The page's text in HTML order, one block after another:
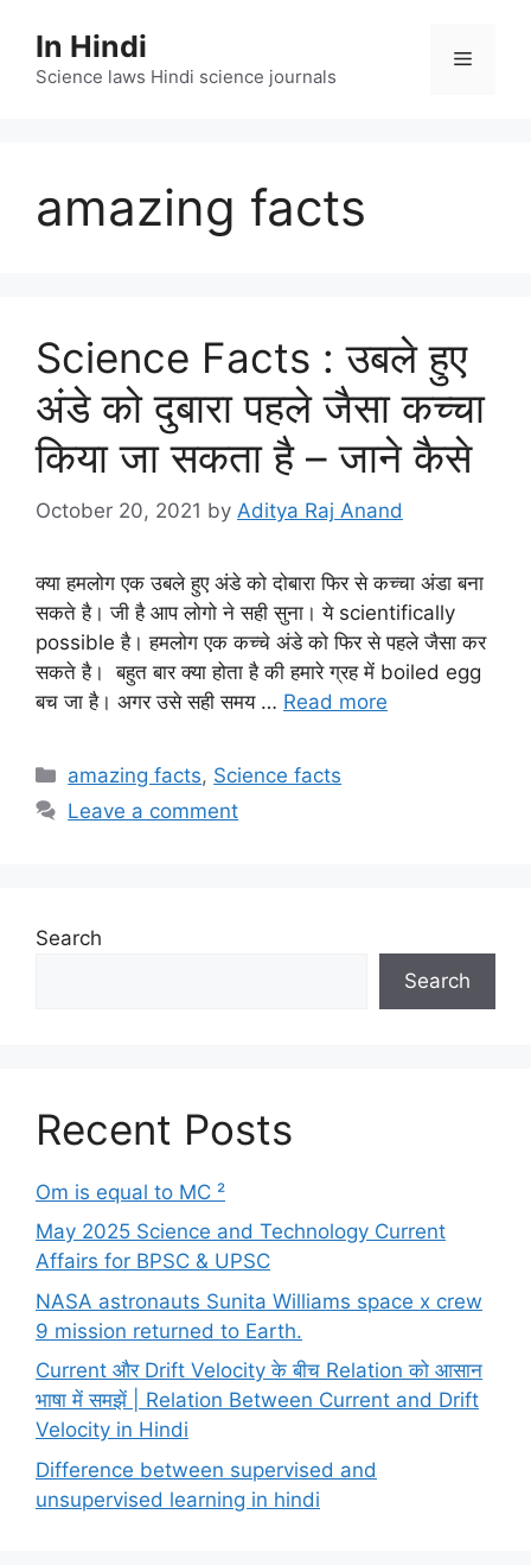
content
In Hindi
Science laws Hindi science journals
Menu
amazing facts
Science Facts : उबले हुए
अंडे को दुबारा पहले जैसा कच्चा
किया जा सकता है – जाने कैसे
October 20, 2021 by Aditya Raj Anand
क्या हमलोग एक उबले हुए अंडे को दोबारा फिर से कच्चा अंडा बना
सकते है। जी है आप लोगो ने सही सुना। ये scientifically
possible है। हमलोग एक कच्चे अंडे को फिर से पहले जैसा कर
सकते है। बहुत बार क्या होता है की हमारे ग्रह में boiled egg
बच जा है। अगर उसे सही समय … Read more
Categories
amazing facts, Science facts
Leave a comment
Search
Search
Recent Posts
Om is equal to MC ²
May 2025 Science and Technology Current
Affairs for BPSC & UPSC
NASA astronauts Sunita Williams space x crew
9 mission returned to Earth.
Current और Drift Velocity के बीच Relation को आसान
भाषा में समझें | Relation Between Current and Drift
Velocity in Hindi
Difference between supervised and
unsupervised learning in hindi